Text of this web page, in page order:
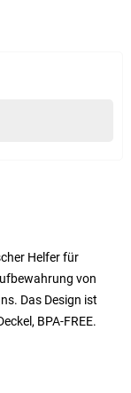
Helfer für
von
Das Design ist
BPA-FREE.